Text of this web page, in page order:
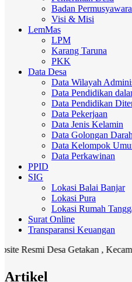
Badan
Visi & Misi
LemMas
LPM
Karang Taruna
PKK
Data Desa
Data Wilayah
Data Pendidikan
Data Pendidikan
Data Pekerjaan
Data Jenis Kelamin
Data Golongan Darah
Data Kelompok
Data Perkawinan
PPID
SIG
Lokasi Balai Banjar
Lokasi Pura
Lokasi Rumah
Surat Online
Transparansi Keuangan
Desa Getakan ,
Artikel